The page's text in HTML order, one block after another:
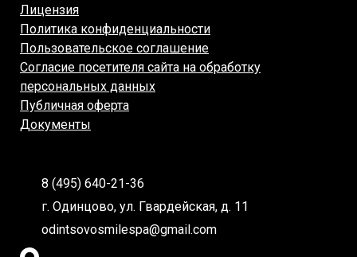
Лицензия
Политика конфиденциальности
Пользовательское соглашение
Согласие посетителя сайта на обработку
персональных данных
Публичная оферта
Документы
8 (495) 640-21-36
г. Одинцово, ул. Гвардейская, д. 11
odintsovosmilespa@gmail.com